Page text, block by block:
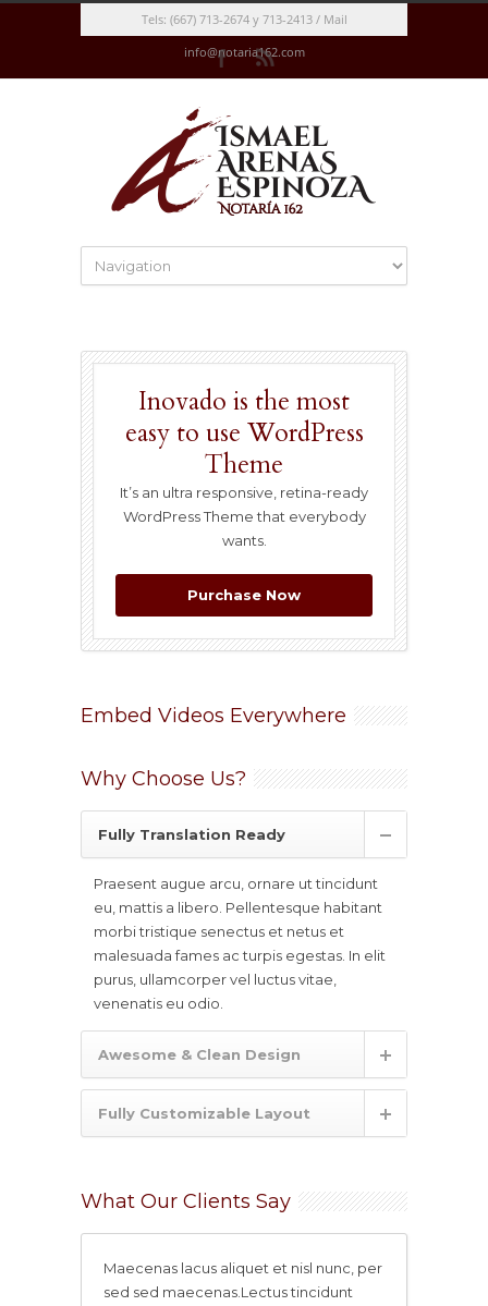
Tels: (667) 713-2674 y 713-2413 / Mail
info@notaria162.com
Inovado is the most
easy to use WordPress
Theme
It’s an ultra responsive, retina-ready
WordPress Theme that everybody
wants.
Purchase Now
Embed Videos Everywhere
Why Choose Us?
Fully Translation Ready
Praesent augue arcu, ornare ut tincidunt
eu, mattis a libero. Pellentesque habitant
morbi tristique senectus et netus et
malesuada fames ac turpis egestas. In elit
purus, ullamcorper vel luctus vitae,
venenatis eu odio.
Awesome & Clean Design
Fully Customizable Layout
What Our Clients Say
Maecenas lacus aliquet et nisl nunc, per
sed sed maecenas.Lectus tincidunt